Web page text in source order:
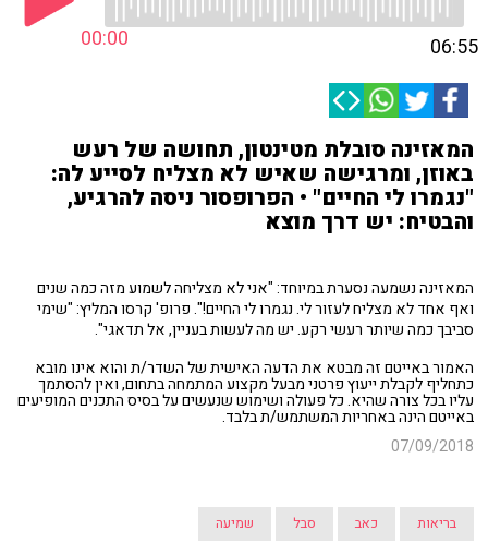
00:00 06:55
המאזינה סובלת מטינטון, תחושה של רעש
באוזן, ומרגישה שאיש לא מצליח לסייע לה:
"נגמרו לי החיים" • הפרופסור ניסה להרגיע,
והבטיח: יש דרך מוצא
המאזינה נשמעה נסערת במיוחד: "אני לא מצליחה לשמוע מזה כמה שנים
ואף אחד לא מצליח לעזור לי. נגמרו לי החיים!". פרופ' קרסו המליץ: "שימי
סביבך כמה שיותר רעשי רקע. יש מה לעשות בעניין, אל תדאגי".
האמור באייטם זה מבטא את הדעה האישית של השדר/ת והוא אינו מובא
כתחליף לקבלת ייעוץ פרטני מבעל מקצוע המתמחה בתחום, ואין להסתמך
עליו בכל צורה שהיא. כל פעולה ושימוש שנעשים על בסיס התכנים המופיעים
באייטם הינה באחריות המשתמש/ת בלבד.
07/09/2018
בריאות כאב סבל שמיעה